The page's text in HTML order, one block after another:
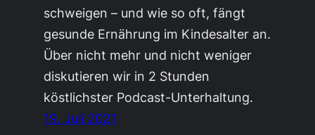
schweigen – und wie so oft, fängt
gesunde Ernährung im Kindesalter an.
Über nicht mehr und nicht weniger
diskutieren wir in 2 Stunden
köstlichster Podcast-Unterhaltung.
19. Juli 2021